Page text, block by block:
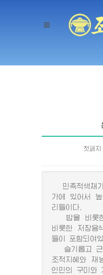
첫페지
민족적색채
가에 있어서
리들이다.
밥을 비롯한
비롯한 저장음
들이 포함되여
슬기롭고 근
조적지혜와 재
인민의 구미와